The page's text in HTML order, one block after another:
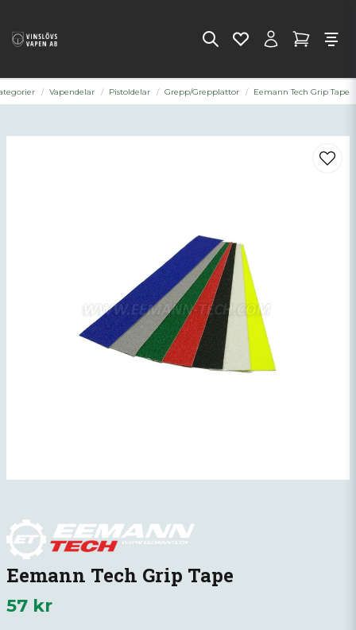
Vapendelar Pistoldelar Grepp/Grepplattor Eemann Tech Grip Tape
Eemann Tech Grip Tape
57 kr